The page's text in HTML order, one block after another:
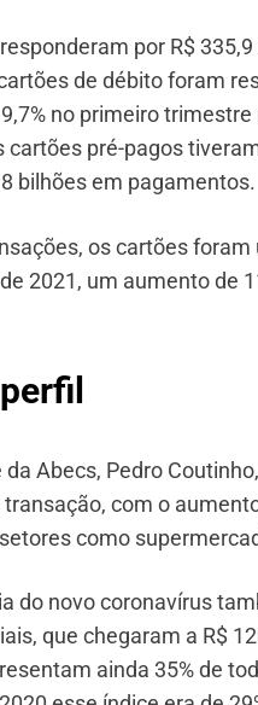
por R$
de débito foram
no primeiro
cartões pré-pagos
bilhões em pagamentos.
os cartões
2021, um aumento de
Abecs, Pedro
com o
como
do novo coronavírus
que chegaram a R$
ainda 35% de